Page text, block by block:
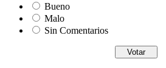
Bueno
Malo
Sin Comentarios